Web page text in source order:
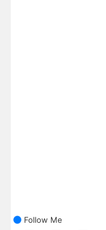
Follow Me